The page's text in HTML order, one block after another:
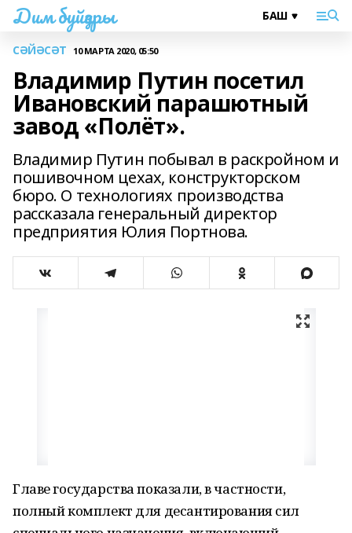
Дим буйҙары
СӘЙӘСӘТ 10 МАРТА 2020, 05:50
Владимир Путин посетил
Ивановский парашютный
завод «Полёт».
Владимир Путин побывал в раскройном и
пошивочном цехах, конструкторском
бюро. О технологиях производства
рассказала генеральный директор
предприятия Юлия Портнова.
Главе государства показали, в частности,
полный комплект для десантирования сил